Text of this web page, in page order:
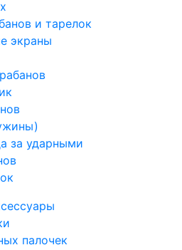
и тарелок
экраны
за ударными
палочек